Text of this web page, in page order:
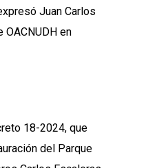
Juan Carlos
OACNUDH en
18-2024, que
del Parque